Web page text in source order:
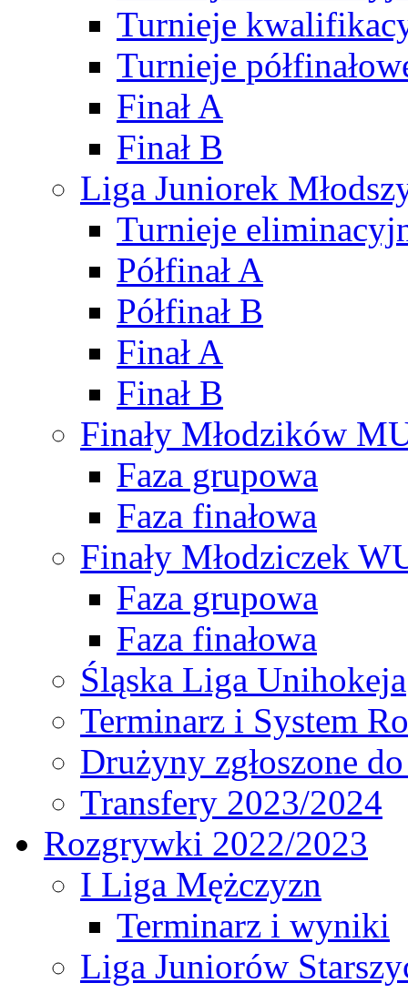
Turnieje
Turnieje
Finał A
Finał B
Liga Juniorek
Turnieje
Półfinał A
Półfinał B
Finał A
Finał B
Finały Młodzików
Faza grupowa
Faza finałowa
Finały Młodziczek
Faza grupowa
Faza finałowa
Śląska Liga Unihokeja
Terminarz i System
Drużyny zgłoszone
Transfery 2023/2024
Rozgrywki 2022/2023
I Liga Mężczyzn
Terminarz i wyniki
Liga Juniorów